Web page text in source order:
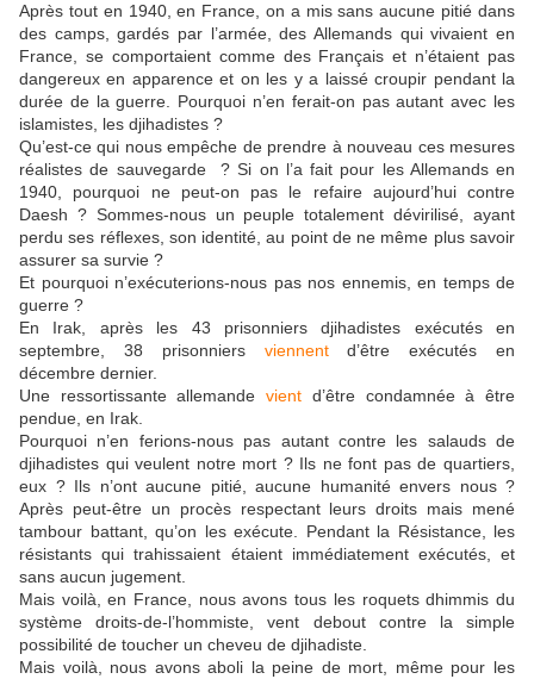
Après tout en 1940, en France, on a mis sans aucune pitié dans
des camps, gardés par l’armée, des Allemands qui vivaient en
France, se comportaient comme des Français et n’étaient pas
dangereux en apparence et on les y a laissé croupir pendant la
durée de la guerre. Pourquoi n’en ferait-on pas autant avec les
islamistes, les djihadistes ?
Qu’est-ce qui nous empêche de prendre à nouveau ces mesures
réalistes de sauvegarde ? Si on l’a fait pour les Allemands en
1940, pourquoi ne peut-on pas le refaire aujourd’hui contre
Daesh ? Sommes-nous un peuple totalement dévirilisé, ayant
perdu ses réflexes, son identité, au point de ne même plus savoir
assurer sa survie ?
Et pourquoi n’exécuterions-nous pas nos ennemis, en temps de
guerre ?
En Irak, après les 43 prisonniers djihadistes exécutés en
septembre, 38 prisonniers viennentd’être exécutés en
décembre dernier.
Une ressortissante allemandevient d’être condamnée à être
pendue, en Irak.
Pourquoi n’en ferions-nous pas autant contre les salauds de
djihadistes qui veulent notre mort ? Ils ne font pas de quartiers,
eux ? Ils n’ont aucune pitié, aucune humanité envers nous ?
Après peut-être un procès respectant leurs droits mais mené
tambour battant, qu’on les exécute. Pendant la Résistance, les
résistants qui trahissaient étaient immédiatement exécutés, et
sans aucun jugement.
Mais voilà, en France, nous avons tous les roquets dhimmis du
système droits-de-l’hommiste, vent debout contre la simple
possibilité de toucher un cheveu de djihadiste.
Mais voilà, nous avons aboli la peine de mort, même pour les